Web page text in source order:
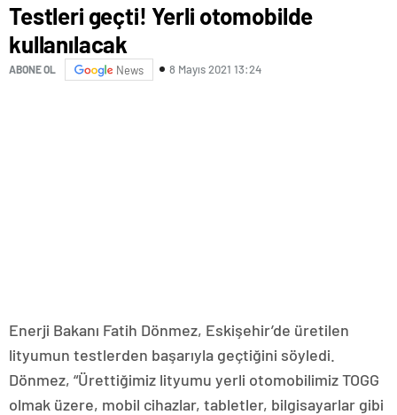
Testleri geçti! Yerli otomobilde
kullanılacak
ABONE OL News 8 Mayıs 2021 13:24
Enerji Bakanı Fatih Dönmez, Eskişehir’de üretilen
lityumun testlerden başarıyla geçtiğini söyledi.
Dönmez, “Ürettiğimiz lityumu yerli otomobilimiz TOGG
olmak üzere, mobil cihazlar, tabletler, bilgisayarlar gibi